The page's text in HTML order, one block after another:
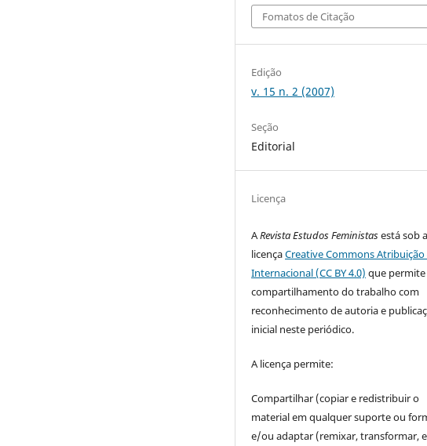
Fomatos de Citação
Edição
v. 15 n. 2 (2007)
Seção
Editorial
Licença
ARevista Estudos Feministasestá sob a
licençaCreative Commons Atribuição
Internacional (CC BY 4.0) que
compartilhamento do trabalho com
reconhecimento de autoria e
inicial neste periódico.
A licença permite:
Compartilhar (copiar e redistribuir o
material em qualquer suporte ou
e/ou adaptar (remixar, transformar,